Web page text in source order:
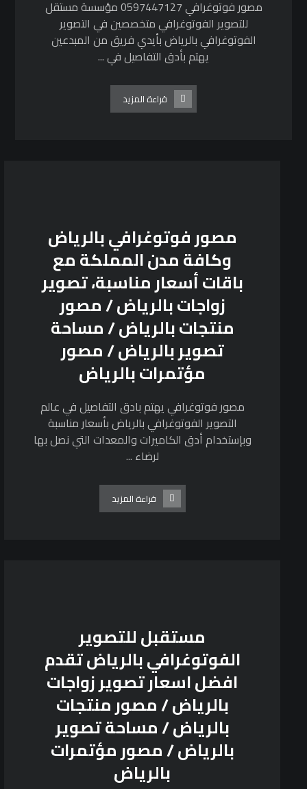
مصور فوتوغرافي 0597447127 مؤسسة مستقل
للتصوير الفوتوغرافي متخصصين في التصوير
الفوتوغرافي بالرياض بأيدي فريق من المبدعين
يهتم بأدق التفاصيل في ...
قراءة المزيد
مصور فوتوغرافي بالرياض
وكافة مدن المملكة مع
باقات أسعار مناسبة، تصوير
زواجات بالرياض / مصور
منتجات بالرياض / مساحة
تصوير بالرياض / مصور
مؤتمرات بالرياض
مصور فوتوغرافي يهتم بادق التفاصيل في عالم
التصوير الفوتوغرافي بالرياض بأسعار مناسبة
وبإستخدام أدق الكاميرات والمعدات التي نصل بها
لرضاء ...
قراءة المزيد
مستقبل للتصوير
الفوتوغرافي بالرياض تقدم
افضل اسعار تصوير زواجات
بالرياض / مصور منتجات
بالرياض / مساحة تصوير
بالرياض / مصور مؤتمرات
بالرياض